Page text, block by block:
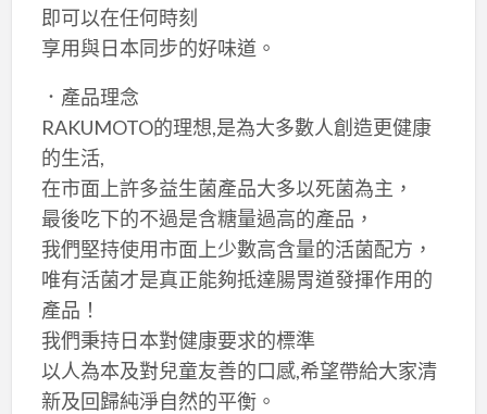
即可以在任何時刻
享用與日本同步的好味道。
．產品理念
RAKUMOTO的理想,是為大多數人創造更健康
的生活,
在市面上許多益生菌產品大多以死菌為主，
最後吃下的不過是含糖量過高的產品，
我們堅持使用市面上少數高含量的活菌配方，
唯有活菌才是真正能夠抵達腸胃道發揮作用的
產品！
我們秉持日本對健康要求的標準
以人為本及對兒童友善的口感,希望帶給大家清
新及回歸純淨自然的平衡。